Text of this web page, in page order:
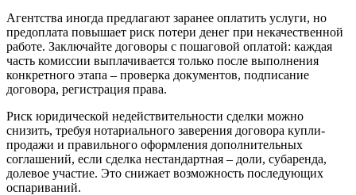
Агентства иногда предлагают заранее оплатить услуги, но
предоплата повышает риск потери денег при некачественной
работе. Заключайте договоры с пошаговой оплатой: каждая
часть комиссии выплачивается только после выполнения
конкретного этапа – проверка документов, подписание
договора, регистрация права.
Риск юридической недействительности сделки можно
снизить, требуя нотариального заверения договора купли-
продажи и правильного оформления дополнительных
соглашений, если сделка нестандартная – доли, субаренда,
долевое участие. Это снижает возможность последующих
оспариваний.